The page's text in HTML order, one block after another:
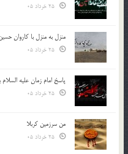
منزل به منزل با کاروان
پاسخ امام زمان علیه
من سرزمین کربلا